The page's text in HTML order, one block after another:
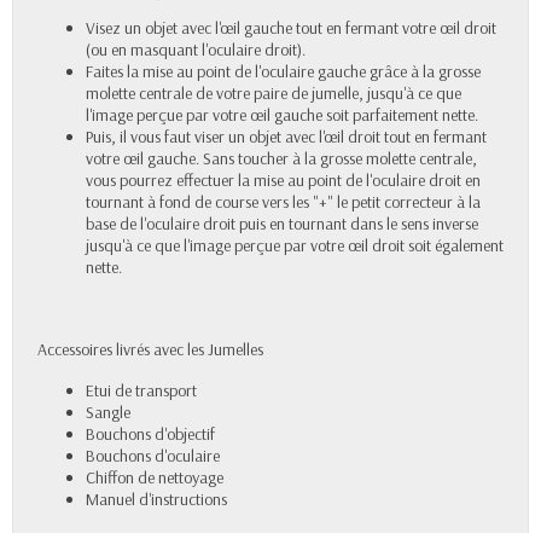
Visez un objet avec l'œil gauche tout en fermant votre œil droit
(ou en masquant l'oculaire droit).
Faites la mise au point de l'oculaire gauche grâce à la grosse
molette centrale de votre paire de jumelle, jusqu'à ce que
l'image perçue par votre œil gauche soit parfaitement nette.
Puis, il vous faut viser un objet avec l'œil droit tout en fermant
votre œil gauche. Sans toucher à la grosse molette centrale,
vous pourrez effectuer la mise au point de l'oculaire droit en
tournant à fond de course vers les "+" le petit correcteur à la
base de l'oculaire droit puis en tournant dans le sens inverse
jusqu'à ce que l'image perçue par votre œil droit soit également
nette.
Accessoires livrés avec les Jumelles
Etui de transport
Sangle
Bouchons d'objectif
Bouchons d'oculaire
Chiffon de nettoyage
Manuel d'instructions